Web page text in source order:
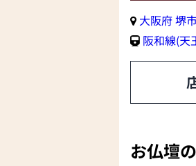
大阪府堺
阪和線(天
お仏壇